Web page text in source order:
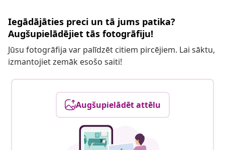
Iegādājāties preci un tā jums patika?
Augšupielādējiet tās fotogrāfiju!
Jūsu fotogrāfija var palīdzēt citiem pircējiem. Lai sāktu,
izmantojiet zemāk esošo saiti!
Augšupielādēt attēlu